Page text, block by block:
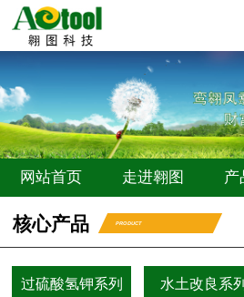
网站首页 走进翱图 产
核心产品 PRODUCT
过硫酸氢钾系列 水土改良系